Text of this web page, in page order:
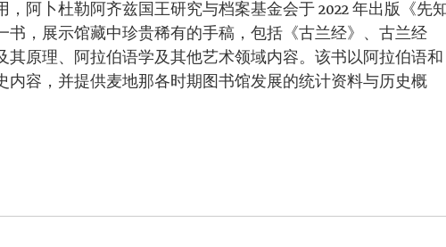
阿卜杜勒阿齐兹国王研究与档案基金会于 2022 年出版《先
书，展示馆藏中珍贵稀有的手稿，包括《古兰经》、古兰经
其原理、阿拉伯语学及其他艺术领域内容。该书以阿拉伯语和
内容，并提供麦地那各时期图书馆发展的统计资料与历史概